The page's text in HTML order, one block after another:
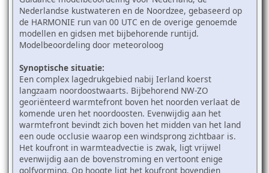
Nederlandse kustwateren en de Noordzee, gebaseerd op
de HARMONIE run van 00 UTC en de overige genoemde
modellen en gidsen met bijbehorende runtijd.
Modelbeoordeling door meteoroloog
Synoptische situatie:
Een complex lagedrukgebied nabij Ierland koerst
langzaam noordoostwaarts. Bijbehorend NW-ZO
georiënteerd warmtefront boven het noorden verlaat de
komende uren het noordoosten. Evenwijdig aan het
warmtefront bevindt zich boven het midden van het land
een oude occlusie waarop een windsprong zichtbaar is.
Het koufront in warmteadvectie is zwak, ligt vrijwel
evenwijdig aan de bovenstroming en vertoont enige
golfvorming. Op hoogte ligt het koufront bovendien